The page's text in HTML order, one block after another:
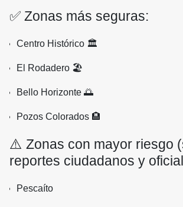
✅ Zonas más seguras:
Centro Histórico 🏛️
El Rodadero 🏖️
Bello Horizonte 🌅
Pozos Colorados 🏨
⚠️ Zonas con mayor riesgo
reportes ciudadanos y
Pescaíto